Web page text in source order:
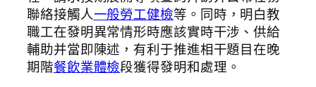
聯絡接觸人一般勞工健檢等。同時，明白教
職工在發明異常情形時應該實時干涉、供給
輔助并當即陳述，有利于推進相干題目在晚
期階餐飲業體檢段獲得發明和處理。